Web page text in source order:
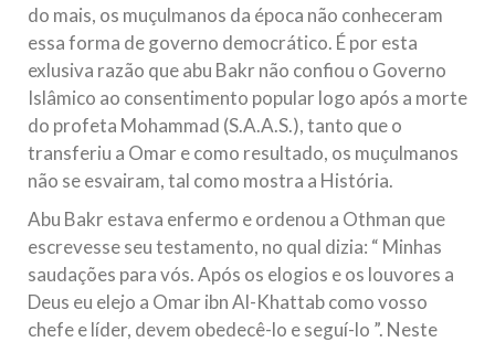
do mais, os muçulmanos da época não conheceram
essa forma de governo democrático. É por esta
exlusiva razão que abu Bakr não confiou o Governo
Islâmico ao consentimento popular logo após a morte
do profeta Mohammad (S.A.A.S.), tanto que o
transferiu a Omar e como resultado, os muçulmanos
não se esvairam, tal como mostra a História.
Abu Bakr estava enfermo e ordenou a Othman que
escrevesse seu testamento, no qual dizia: “ Minhas
saudações para vós. Após os elogios e os louvores a
Deus eu elejo a Omar ibn Al-Khattab como vosso
chefe e líder, devem obedecê-lo e seguí-lo ”. Neste